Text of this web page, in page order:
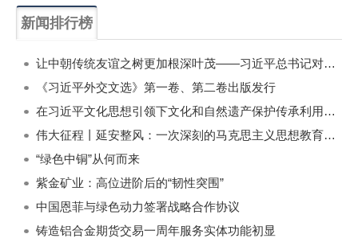
新闻排行榜
让中朝传统友谊之树更加根深叶茂——习近平总书记对朝鲜进行国事访问纪实
《习近平外交文选》第一卷、第二卷出版发行
在习近平文化思想引领下文化和自然遗产保护传承利用工作开创新局面
伟大征程丨延安整风：一次深刻的马克思主义思想教育运动
“绿色中铜”从何而来
紫金矿业：高位进阶后的“韧性突围”
中国恩菲与绿色动力签署战略合作协议
铸造铝合金期货交易一周年服务实体功能初显